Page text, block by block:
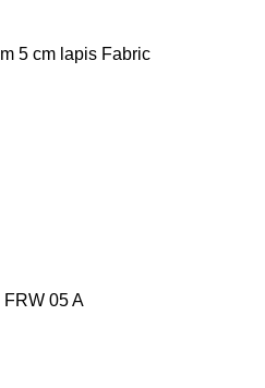
5 cm lapis Fabric
FRW 05 A